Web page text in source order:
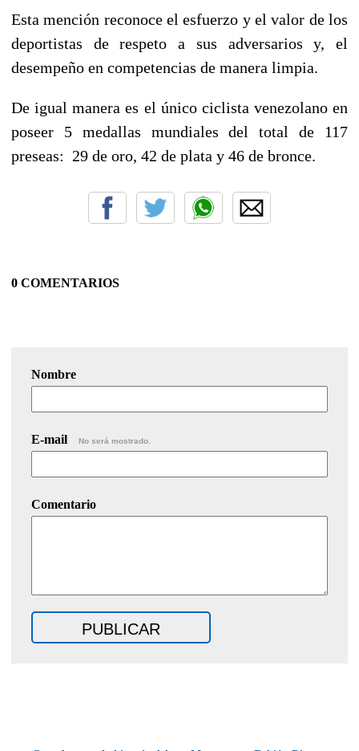
Esta mención reconoce el esfuerzo y el valor de los
deportistas de respeto a sus adversarios y, el
desempeño en competencias de manera limpia.
De igual manera es el único ciclista venezolano en
poseer 5 medallas mundiales del total de 117
preseas: 29 de oro, 42 de plata y 46 de bronce.
0 COMENTARIOS
Nombre
E-mail No será mostrado.
Comentario